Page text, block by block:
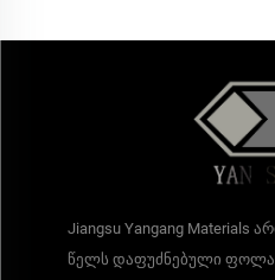
Jiangsu Yangang Materials
წელს დაფუძნებული